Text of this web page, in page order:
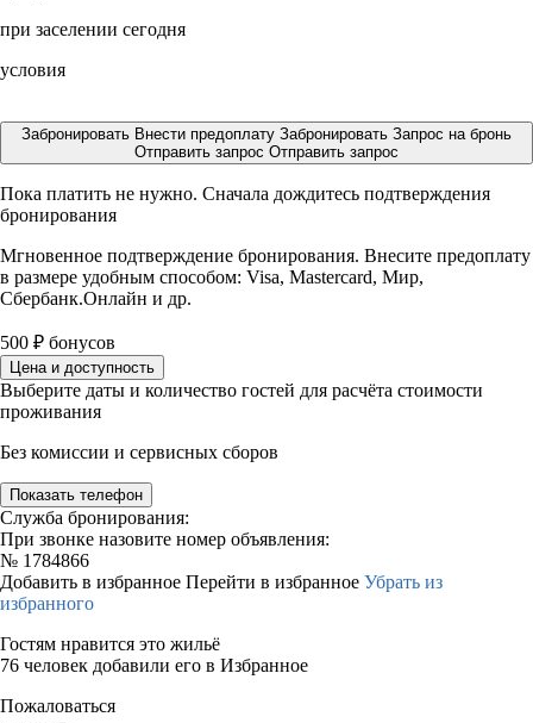
при заселении сегодня
условия
Забронировать Внести предоплату Забронировать Запрос на бронь
Отправить запрос Отправить запрос
Пока платить не нужно. Сначала дождитесь подтверждения
бронирования
Мгновенное подтверждение бронирования. Внесите предоплату
в размере удобным способом: Visa, Mastercard, Мир,
Сбербанк.Онлайн и др.
500 ₽ бонусов
Цена и доступность
Выберите даты и количество гостей для расчёта стоимости
проживания
Без комиссии и сервисных сборов
Показать телефон
Служба бронирования:
При звонке назовите номер объявления:
№ 1784866
Добавить в избранное Перейти в избранное Убрать из
избранного
Гостям нравится это жильё
76 человек добавили его в Избранное
Пожаловаться